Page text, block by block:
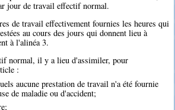
jour de travail effectif normal.
de travail effectivement fournies les heures qui
au cours des jours qui donnent lieu à
à l'alinéa 3.
normal, il y a lieu d'assimiler, pour
:
aucune prestation de travail n'a été fournie
de maladie ou d'accident;